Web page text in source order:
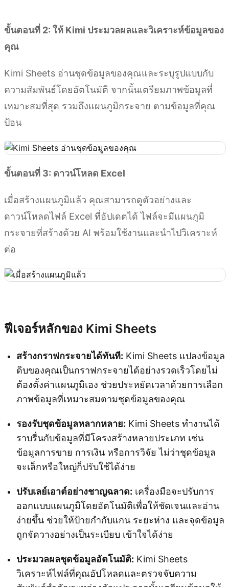
ขั้นตอนที่ 2: ให้ Kimi ประมวลผลและวิเคราะห์ข้อมูลของ
คุณ
Kimi Sheets อ่านชุดข้อมูลของคุณและระบุรูปแบบกับ
ความสัมพันธ์โดยอัตโนมัติ จากนั้นเตรียมภาพข้อมูลที่
เหมาะสมที่สุด รวมถึงแผนภูมิกระจาย ตามข้อมูลที่คุณ
ป้อน
ขั้นตอนที่ 3: ดาวน์โหลด Excel
เมื่อสร้างแผนภูมิแล้ว คุณสามารถดูตัวอย่างและ
ดาวน์โหลดไฟล์ Excel ที่อัปเดตได้ ไฟล์จะมีแผนภูมิ
กระจายที่สร้างด้วย AI พร้อมใช้งานและนำไปวิเคราะห์
ต่อ
ฟีเจอร์หลักของ Kimi Sheets
สร้างกราฟกระจายได้ทันที: Kimi Sheets แปลงข้อมูล
ดิบของคุณเป็นกราฟกระจายได้อย่างรวดเร็วโดยไม่
ต้องตั้งค่าแผนภูมิเอง ช่วยประหยัดเวลาด้วยการเลือก
ภาพข้อมูลที่เหมาะสมตามชุดข้อมูลของคุณ
รองรับชุดข้อมูลหลากหลาย: Kimi Sheets ทำงานได้
ราบรื่นกับข้อมูลที่มีโครงสร้างหลายประเภท เช่น
ข้อมูลการขาย การเงิน หรือการวิจัย ไม่ว่าชุดข้อมูล
จะเล็กหรือใหญ่ก็ปรับใช้ได้ง่าย
ปรับเลย์เอาต์อย่างชาญฉลาด: เครื่องมือจะปรับการ
ออกแบบแผนภูมิโดยอัตโนมัติเพื่อให้ชัดเจนและอ่าน
ง่ายขึ้น ช่วยให้ป้ายกำกับแกน ระยะห่าง และจุดข้อมูล
ถูกจัดวางอย่างเป็นระเบียบ เข้าใจได้ง่าย
ประมวลผลชุดข้อมูลอัตโนมัติ: Kimi Sheets
วิเคราะห์ไฟล์ที่คุณอัปโหลดและตรวจจับความ